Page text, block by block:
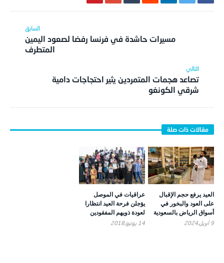
مسيرات حاشدة في فرنسا رفضا لصعود اليمين
المتطرف
تصاعد هجمات المتمردين يثير احتجاجات دامية
شرقي الكونغو
العيد يرفع حجم الإقبال
على العود والبخور في
أسواق الرياض بالسعودية
9 أبريل,2024
عراقيات في الموصل
يؤجلن فرحة العيد انتظارا
لعودة ذويهم المفقودين
14 يونيو,2018